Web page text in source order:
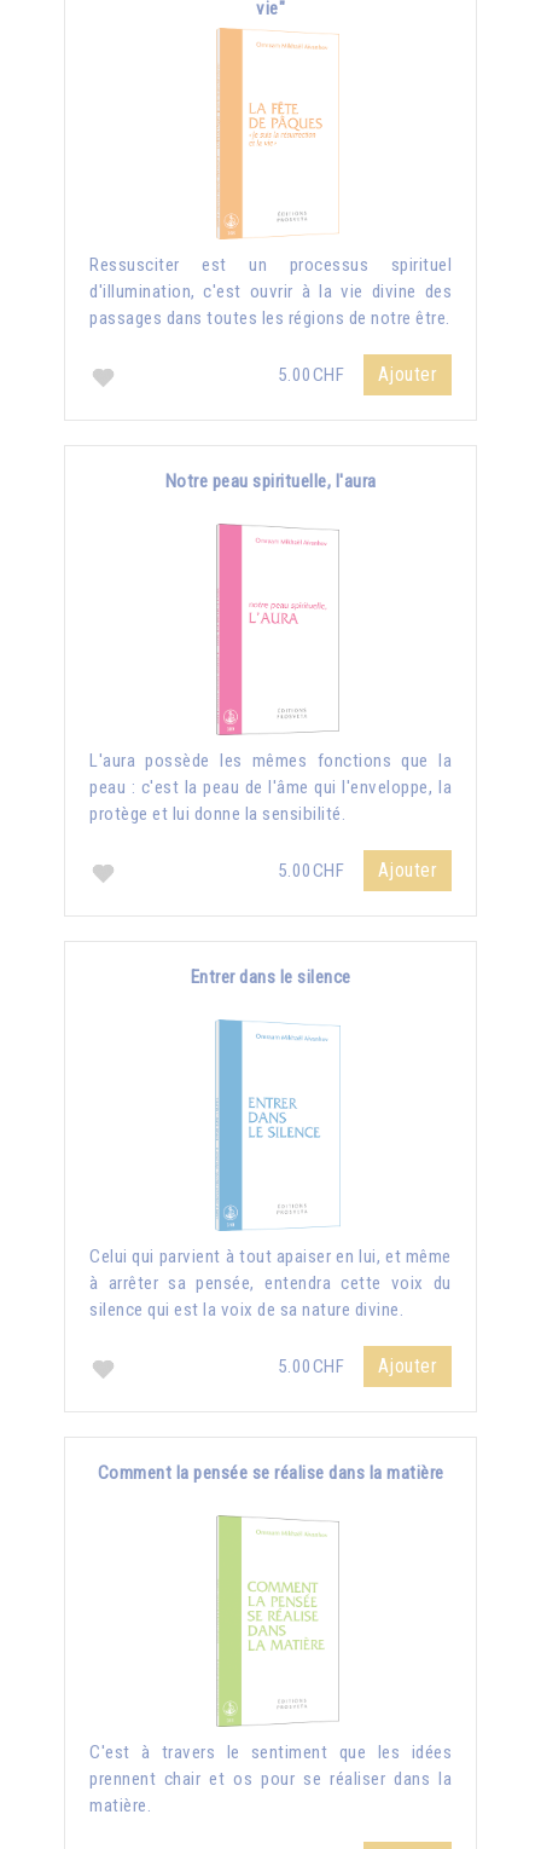
vie"
Ressusciter est un processus spirituel
d'illumination, c'est ouvrir à la vie divine des
passages dans toutes les régions de notre être.
5.00CHF Ajouter
Notre peau spirituelle, l'aura
L'aura possède les mêmes fonctions que la
peau : c'est la peau de l'âme qui l'enveloppe, la
protège et lui donne la sensibilité.
5.00CHF Ajouter
Entrer dans le silence
Celui qui parvient à tout apaiser en lui, et même
à arrêter sa pensée, entendra cette voix du
silence qui est la voix de sa nature divine.
5.00CHF Ajouter
Comment la pensée se réalise dans la matière
C'est à travers le sentiment que les idées
prennent chair et os pour se réaliser dans la
matière.